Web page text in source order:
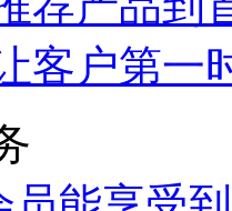
客户第一